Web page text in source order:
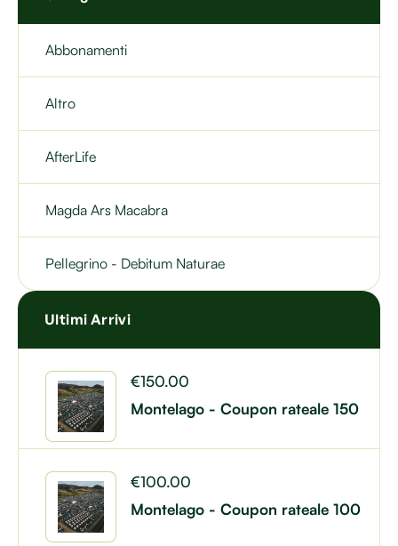
Abbonamenti
Altro
AfterLife
Magda Ars Macabra
Pellegrino - Debitum Naturae
Ultimi Arrivi
Montelago - Coupon rateale 150
€150.00
Montelago - Coupon rateale 100
€100.00